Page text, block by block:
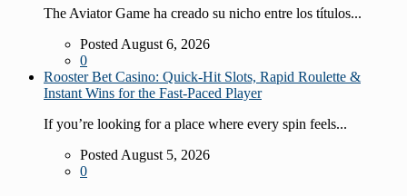
The Aviator Game ha creado su nicho entre los títulos...
Posted August 6, 2026
0
Rooster Bet Casino: Quick‑Hit Slots, Rapid Roulette &
Instant Wins for the Fast‑Paced Player
If you’re looking for a place where every spin feels...
Posted August 5, 2026
0